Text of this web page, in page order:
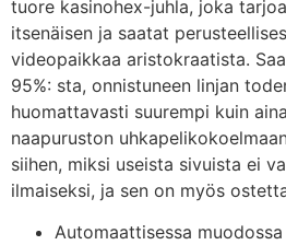
tuore kasinohex-juhla, joka
itsenäisen ja saatat
videopaikkaa aristokraatista.
95%: sta, onnistuneen linjan
huomattavasti suurempi kuin
naapuruston
siihen, miksi useista sivuista ei
ilmaiseksi, ja sen on myös
Automaattisessa